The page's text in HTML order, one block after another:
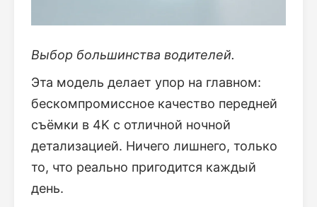
Выбор большинства водителей.
Эта модель делает упор на главном:
бескомпромиссное качество передней
съёмки в 4K с отличной ночной
детализацией. Ничего лишнего, только
то, что реально пригодится каждый
день.